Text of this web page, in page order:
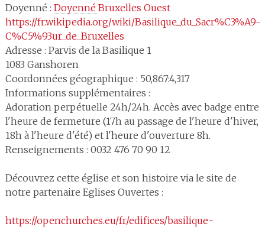
Doyenné : Doyenné Bruxelles Ouest
https://fr.wikipedia.org/wiki/Basilique_du_Sacr%C3%A9-
C%C5%93ur_de_Bruxelles
Adresse : Parvis de la Basilique 1
1083 Ganshoren
Coordonnées géographique : 50,867:4,317
Informations supplémentaires :
Adoration perpétuelle 24h/24h. Accès avec badge entre
l'heure de fermeture (17h au passage de l'heure d'hiver,
18h à l'heure d'été) et l'heure d'ouverture 8h.
Renseignements : 0032 476 70 90 12
Découvrez cette église et son histoire via le site de
notre partenaire Eglises Ouvertes :
https://openchurches.eu/fr/edifices/basilique-